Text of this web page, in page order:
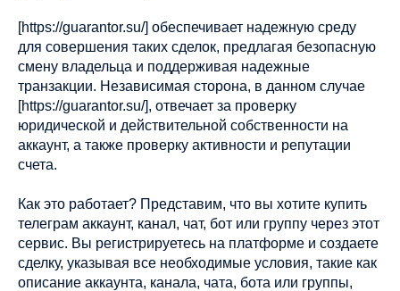
[https://guarantor.su/] обеспечивает надежную среду
для совершения таких сделок, предлагая безопасную
смену владельца и поддерживая надежные
транзакции. Независимая сторона, в данном случае
[https://guarantor.su/], отвечает за проверку
юридической и действительной собственности на
аккаунт, а также проверку активности и репутации
счета.
Как это работает? Представим, что вы хотите купить
телеграм аккаунт, канал, чат, бот или группу через этот
сервис. Вы регистрируетесь на платформе и создаете
сделку, указывая все необходимые условия, такие как
описание аккаунта, канала, чата, бота или группы,